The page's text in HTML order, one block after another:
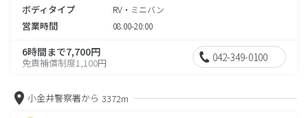
ボディタイプ RV・ミニバン
営業時間 08:00-20:00
6時間まで7,700円
免責補償制度1,100円 042-349-0100
小金井警察署から 3372m